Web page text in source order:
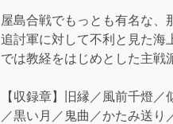
屋島合戦でもっとも有名な、
追討軍に対して不利と見た海
では教経をはじめとした主戦
【収録章】旧縁／風前千燈
／黒い月／鬼曲／かたみ送